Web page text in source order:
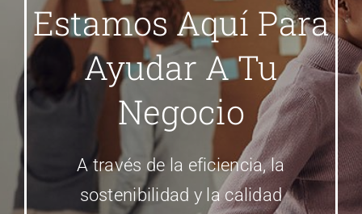
Estamos Aquí Para
Ayudar A Tu
Negocio
A través de la eficiencia, la
sostenibilidad y la calidad